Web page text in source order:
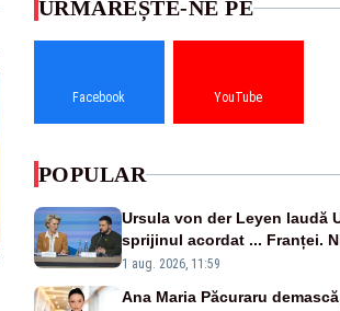
URMĂREȘTE-NE PE
Facebook YouTube
POPULAR
Ursula von der Leyen laudă
sprijinul acordat ... Franței.
privind ajutorul energetic
1 aug. 2026, 11:59
Ana Maria Păcuraru